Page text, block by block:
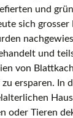
und
sich grosser
und
von
ersparen. In
oder Tieren